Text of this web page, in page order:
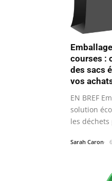
courses :
des sacs
vos
EN BREF
solution
les
Sarah Caron